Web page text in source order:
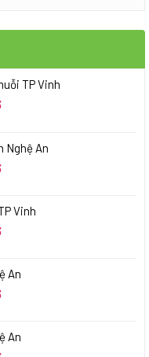
TP Vinh
Nghệ An
Vinh
An
An